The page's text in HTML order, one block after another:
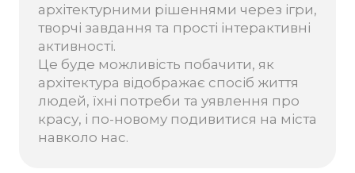
архітектурними рішеннями через ігри,
творчі завдання та прості інтерактивні
активності.
Це буде можливість побачити, як
архітектура відображає спосіб життя
людей, їхні потреби та уявлення про
красу, і по-новому подивитися на міста
навколо нас.